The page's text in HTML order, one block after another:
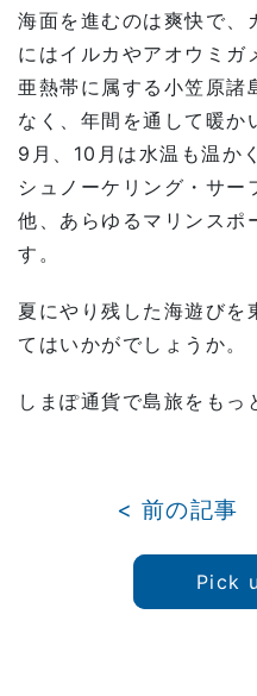
海面を進むのは爽快で、
にはイルカやアオウミガ
亜熱帯に属する小笠原諸
なく、年間を通して暖か
9 月、 10 月は水温も温か
シュノーケリング・サー
他、あらゆるマリンスポ
す。
夏にやり残した海遊びを
てはいかがでしょうか。
しまぽ通貨で島旅をもっ
< 前の記事
Pick